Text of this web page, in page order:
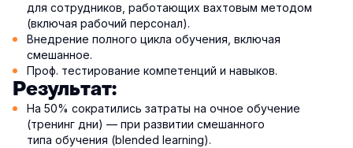
для сотрудников, работающих вахтовым методом
(включая рабочий персонал).
Внедрение полного цикла обучения, включая
смешанное.
Проф. тестирование компетенций и навыков.
Результат:
На 50% сократились затраты на очное обучение
(тренинг дни) — при развитии смешанного
типа обучения (blended learning).